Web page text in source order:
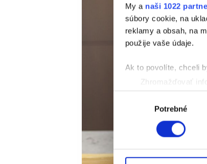
My a naši 1022
súbory cookie, na
reklamy a obsah, na
použije vaše údaje.
Ak to povolíte, chceli
Zhromažďovať
Identifikovať vaše
Viac informácií o
kedykoľvek zmeniť
cookie. Informácie o
Potrebné